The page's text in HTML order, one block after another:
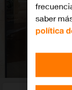
saber
política